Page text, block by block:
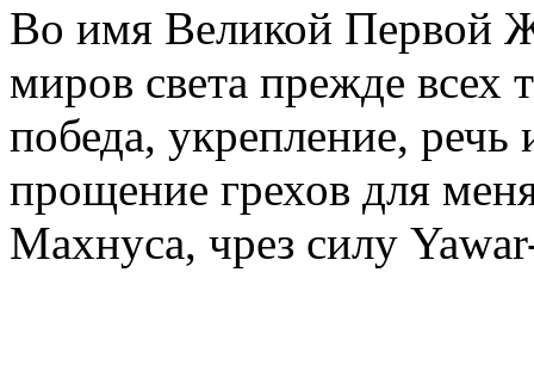
Во имя Великой Первой
миров света прежде всех
победа, укрепление,
прощение грехов для
Махнуса, чрез силу